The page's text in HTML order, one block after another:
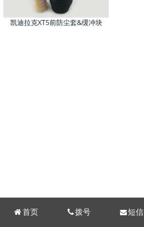
凯迪拉克XT5前防尘套&缓冲块
首页 拨号 短信